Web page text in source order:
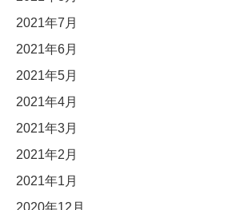
2021年7月
2021年6月
2021年5月
2021年4月
2021年3月
2021年2月
2021年1月